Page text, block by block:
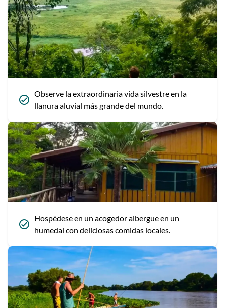
Observe la extraordinaria vida silvestre en la
llanura aluvial más grande del mundo.
Hospédese en un acogedor albergue en un
humedal con deliciosas comidas locales.